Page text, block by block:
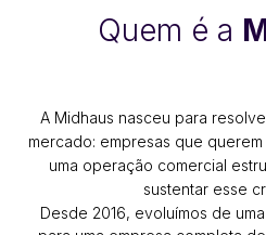
Quem é a
A Midhaus nasceu para
mercado: empresas que
uma operação comercial
sustentar esse
Desde 2016, evoluímos de